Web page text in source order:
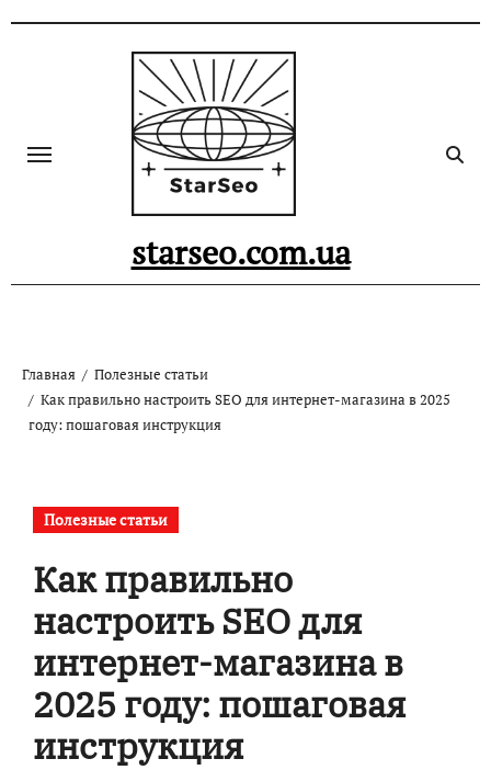
starseo.com.ua
Главная
Полезные статьи
Как правильно настроить SEO для интернет-магазина в 2025
году: пошаговая инструкция
Полезные статьи
Как правильно
настроить SEO для
интернет-магазина в
2025 году: пошаговая
инструкция